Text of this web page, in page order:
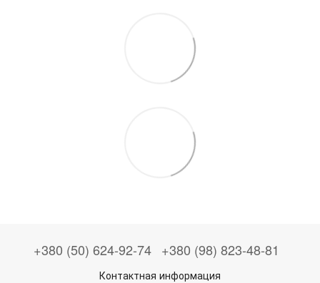
+380 (50) 624-92-74 +380 (98) 823-48-81
Контактная информация